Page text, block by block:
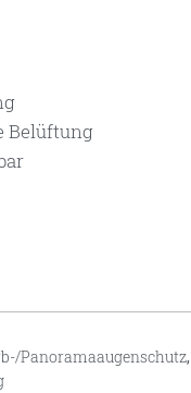
Belüftung
Panoramaaugenschutz,